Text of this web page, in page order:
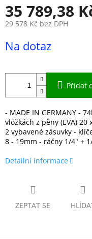
35 789,38
29 578 Kč bez DPH
cena:
Na dotaz
Přidat
- MADE IN GERMANY -
vložkách z pěny (EVA)
2 vybavené zásuvky -
8 - 19mm - ráčny 1/4" +
Detailní informace
ZEPTAT SE